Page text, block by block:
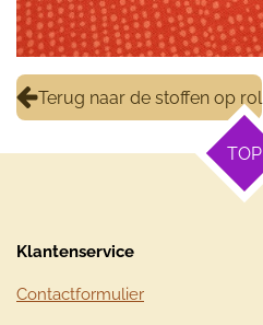
Terug naar de stoffen op rol
TOP
Klantenservice
Contactformulier